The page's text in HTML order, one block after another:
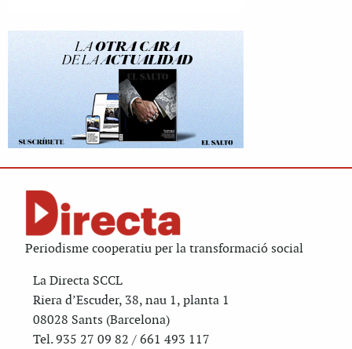
Periodisme cooperatiu per la transformació social
La Directa SCCL
Riera d’Escuder, 38, nau 1, planta 1
08028 Sants (Barcelona)
Tel. 935 27 09 82 / 661 493 117